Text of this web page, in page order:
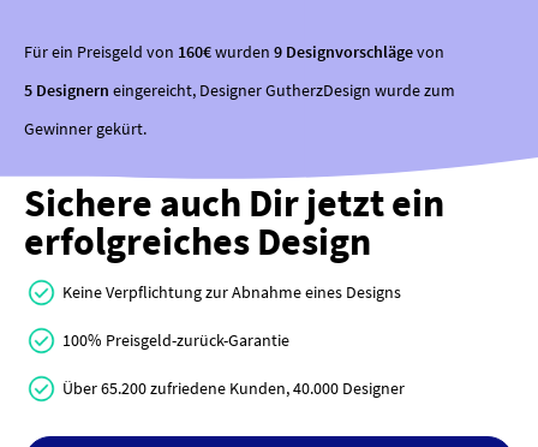
Für ein Preisgeld von 160€wurden 9 Designvorschlägevon
5 Designern eingereicht, Designer GutherzDesign wurde zum
Gewinner gekürt.
Sichere auch Dir jetzt ein
erfolgreiches Design
Keine Verpflichtung zur Abnahme eines Designs
100% Preisgeld-zurück-Garantie
Über 65.200 zufriedene Kunden, 40.000 Designer